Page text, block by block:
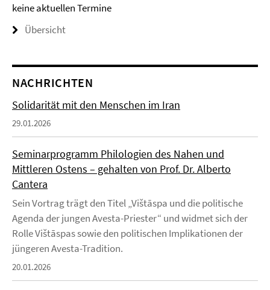
keine aktuellen Termine
Übersicht
NACHRICHTEN
Solidarität mit den Menschen im Iran
29.01.2026
Seminarprogramm Philologien des Nahen und
Mittleren Ostens – gehalten von Prof. Dr. Alberto
Cantera
Sein Vortrag trägt den Titel „Vištāspa und die politische
Agenda der jungen Avesta-Priester“ und widmet sich der
Rolle Vištāspas sowie den politischen Implikationen der
jüngeren Avesta-Tradition.
20.01.2026